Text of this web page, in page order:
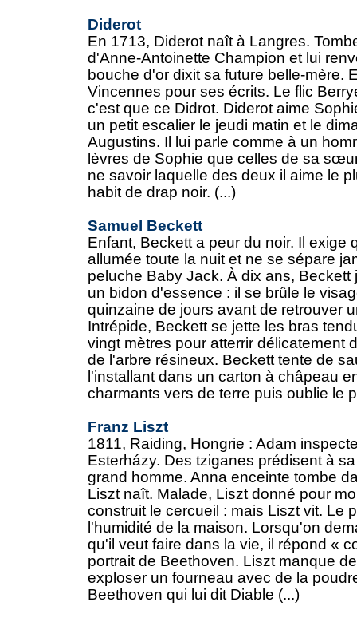
Diderot
En 1713, Diderot naît à Langres.
d'Anne-Antoinette Champion et lui
bouche d'or dixit sa future belle-mère.
Vincennes pour ses écrits. Le flic
c'est que ce Didrot. Diderot aime
un petit escalier le jeudi matin et le
Augustins. Il lui parle comme à un
lèvres de Sophie que celles de sa
ne savoir laquelle des deux il aime le
habit de drap noir. (...)
Samuel Beckett
Enfant, Beckett a peur du noir. Il exige
allumée toute la nuit et ne se sépare
peluche Baby Jack. À dix ans, Beckett
un bidon d'essence : il se brûle le
quinzaine de jours avant de retrouver
Intrépide, Beckett se jette les bras
vingt mètres pour atterrir délicatement
de l'arbre résineux. Beckett tente de
l'installant dans un carton à châpeau
charmants vers de terre puis oublie le
Franz Liszt
1811, Raiding, Hongrie : Adam
Esterházy. Des tziganes prédisent à
grand homme. Anna enceinte tombe
Liszt naît. Malade, Liszt donné pour
construit le cercueil : mais Liszt vit. Le
l'humidité de la maison. Lorsqu'on
qu'il veut faire dans la vie, il répond «
portrait de Beethoven. Liszt manque
exploser un fourneau avec de la
Beethoven qui lui dit Diable (...)